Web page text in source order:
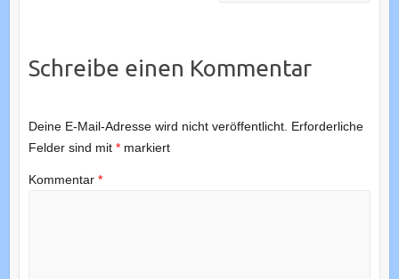
Schreibe einen Kommentar
Deine E-Mail-Adresse wird nicht veröffentlicht. Erforderliche
Felder sind mit *markiert
Kommentar *